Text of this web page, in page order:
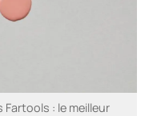
: le meilleur